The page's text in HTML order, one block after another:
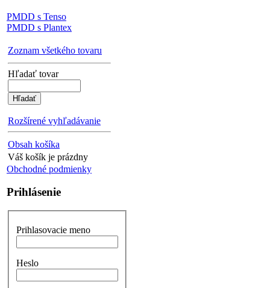
PMDD s Tenso
PMDD s Plantex
Zoznam všetkého tovaru
Hľadať tovar
Rozšírené vyhľadávanie
Obsah košíka
Váš košík je prázdny
Obchodné podmienky
Prihlásenie
Prihlasovacie meno
Heslo